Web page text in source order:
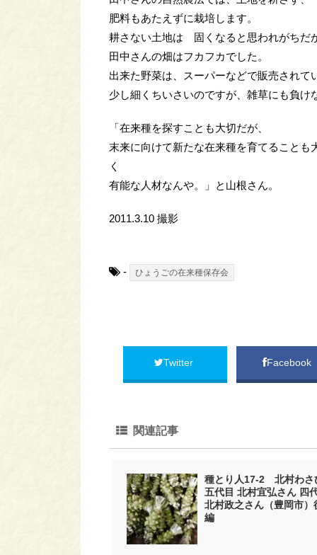
肥料もあたえずに栽培します。
耕さない土地は 固くなると思われがちだ
田中さんの畑はフカフカでした。
出来た野菜は、スーパーなどで販売されて
少し細くちいさいのですが、雑草にも負
「在来種を探すことも大切だが、
末来に向けて新たな在来種を育てること
く
有能な人材なんや。」と山根さん。
2011.3.10 撮影
- ひょうごの在来種保存会
Twitter Facebook
関連記事
種とり人17-2 北村わさ
五代目 北村宜弘さん 四
北村政之さん（豊岡市）
編